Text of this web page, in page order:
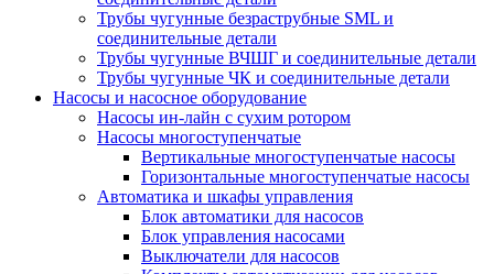
Трубы чугунные безраструбные SML и
соединительные детали
Трубы чугунные ВЧШГ и соединительные детали
Трубы чугунные ЧК и соединительные детали
Насосы и насосное оборудование
Насосы ин-лайн с сухим ротором
Насосы многоступенчатые
Вертикальные многоступенчатые насосы
Горизонтальные многоступенчатые насосы
Автоматика и шкафы управления
Блок автоматики для насосов
Блок управления насосами
Выключатели для насосов